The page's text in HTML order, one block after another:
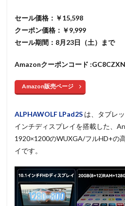
セール価格：￥15,598
クーポン価格：￥9,999
セール期間：8月23日（土）まで
Amazonクーポンコード
Amazon販売ページ
ALPHAWOLF LPad2S は、タブレ
インチディスプレイを搭載した、
1920×1200のWUXGA/フルHD+の
イです。